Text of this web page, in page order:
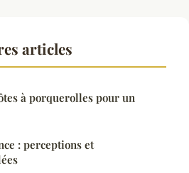
articles
à porquerolles pour un
: perceptions et